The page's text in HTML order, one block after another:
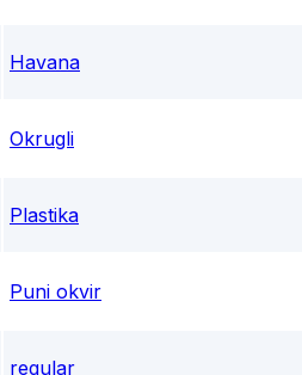
Havana
Okrugli
Plastika
Puni okvir
regular